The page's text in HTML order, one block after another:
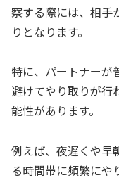
察する際には、相手
りとなります。
特に、パートナーが
避けてやり取りが行
能性があります。
例えば、夜遅くや早
る時間帯に頻繁にや